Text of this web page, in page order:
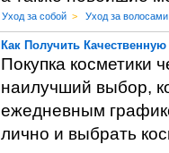
Уход за собой > Уход за волосами
Как Получить
Покупка косметики
наилучший выбор,
ежедневным
лично и выбрать